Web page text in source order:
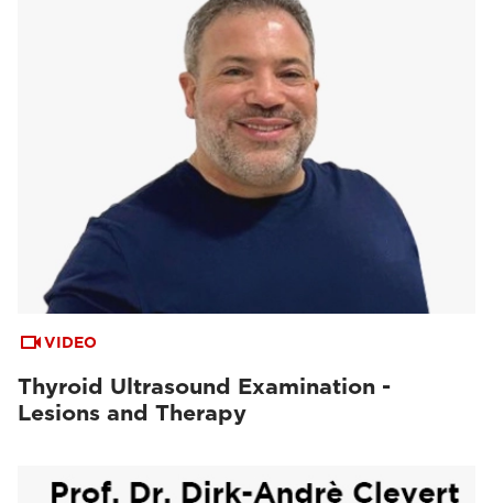
VIDEO
Thyroid Ultrasound Examination -
Lesions and Therapy